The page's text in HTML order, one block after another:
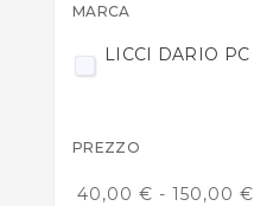
MARCA
PREZZO
40,00 € - 150,00 €